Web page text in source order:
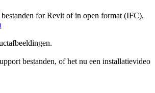
for Revit of in open format (IFC).
bestanden, of het nu een installatievideo